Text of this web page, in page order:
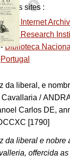
sites :
-
The Internet
Getty Research
-Biblioteca
Portugal
da liberal, e
Cavallaria /
Carlos DE,
[1790]
da liberal e nobre
offercida as